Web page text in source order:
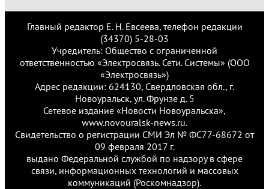
Главный редактор Е. Н. Евсеева, телефон редакции
(34370) 5-28-03
Учредитель: Общество с ограниченной
ответственностью «Электросвязь. Сети. Системы» (ООО
«Электросвязь»)
Адрес редакции: 624130, Свердловская обл., г.
Новоуральск, ул. Фрунзе д. 5
Сетевое издание «Новости Новоуральска»,
www.novouralsk-news.ru.
Свидетельство о регистрации СМИ Эл № ФС77-68672 от
09 февраля 2017 г.
выдано Федеральной службой по надзору в сфере
связи, информационных технологий и массовых
коммуникаций (Роскомнадзор).